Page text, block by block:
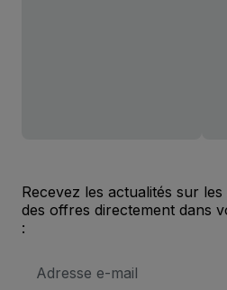
Recevez les actualités sur
des offres directement dans
:
e-